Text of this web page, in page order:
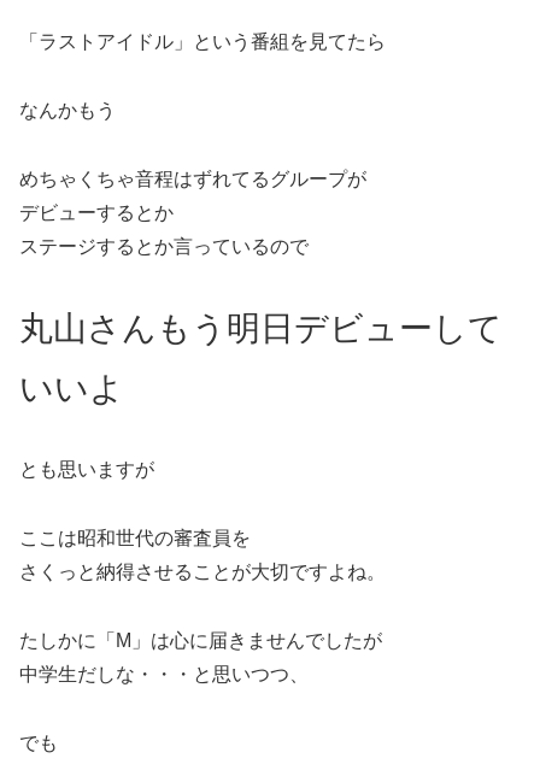
「ラストアイドル」という番組を見てたら
なんかもう
めちゃくちゃ音程はずれてるグループが
デビューするとか
ステージするとか言っているので
丸山さんもう明日デビューして
いいよ
とも思いますが
ここは昭和世代の審査員を
さくっと納得させることが大切ですよね。
たしかに「M」は心に届きませんでしたが
中学生だしな・・・と思いつつ、
でも